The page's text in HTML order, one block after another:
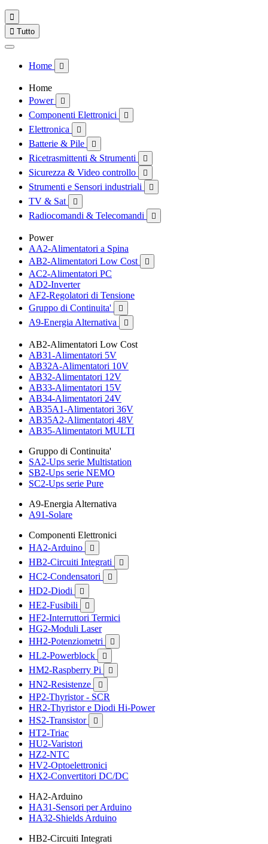

 Tutto
Home 
Home
Power

Componenti Elettronici 
Elettronica 
Batterie & Pile 
Ricetrasmittenti & Strumenti 
Sicurezza & Video controllo 
Strumenti e Sensori industriali 
TV & Sat 
Radiocomandi & Telecomandi 
Power
AA2-Alimentatori a Spina
AB2-Alimentatori Low Cost

AC2-Alimentatori PC
AD2-Inverter
AF2-Regolatori di Tensione
Gruppo di Continuita'

A9-Energia Alternativa 
AB2-Alimentatori Low Cost
AB31-Alimentatori 5V
AB32A-Alimentatori 10V
AB32-Alimentatori 12V
AB33-Alimentatori 15V
AB34-Alimentatori 24V
AB35A1-Alimentatori 36V
AB35A2-Alimentatori 48V
AB35-Alimentatori MULTI
Gruppo di Continuita'
SA2-Ups serie Multistation
SB2-Ups serie NEMO
SC2-Ups serie Pure
A9-Energia Alternativa
A91-Solare
Componenti Elettronici
HA2-Arduino

HB2-Circuiti Integrati 
HC2-Condensatori 
HD2-Diodi 
HE2-Fusibili 
HF2-Interruttori Termici
HG2-Moduli Laser
HH2-Potenziometri

HL2-Powerblock 
HM2-Raspberry Pi 
HN2-Resistenze 
HP2-Thyristor - SCR
HR2-Thyristor e Diodi Hi-Power
HS2-Transistor

HT2-Triac
HU2-Varistori
HZ2-NTC
HV2-Optoelettronici
HX2-Convertitori DC/DC
HA2-Arduino
HA31-Sensori per Arduino
HA32-Shields Arduino
HB2-Circuiti Integrati